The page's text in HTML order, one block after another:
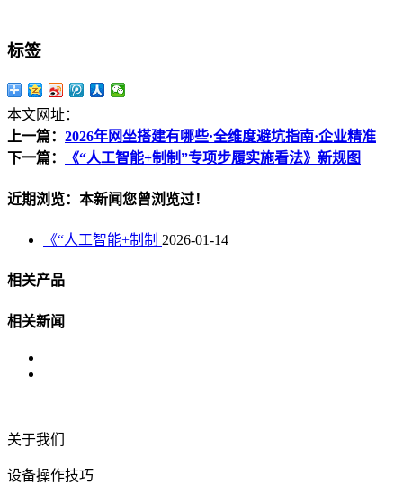
标签
本文网址：
上一篇： 2026年网坐搭建有哪些·全维度避坑指南·企业精准
下一篇：
《“人工智能+制制”专项步履实施看法》新规图
近期浏览：本新闻您曾浏览过！
《“人工智能+制制 2026-01-14
相关产品
相关新闻
关于我们
设备操作技巧